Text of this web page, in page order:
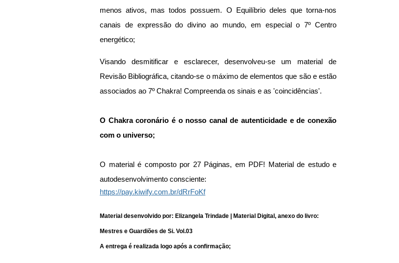
menos ativos, mas todos possuem. O Equilíbrio deles que torna-nos
canais de expressão do divino ao mundo, em especial o 7º Centro
energético;
Visando desmitificar e esclarecer, desenvolveu-se um material de
Revisão Bibliográfica, citando-se o máximo de elementos que são e estão
associados ao 7º Chakra! Compreenda os sinais e as 'coincidências'.
O Chakra coronário é o nosso canal de autenticidade e de conexão
com o universo;
O material é composto por 27 Páginas, em PDF! Material de estudo e
autodesenvolvimento consciente:
https://pay.kiwify.com.br/dRrFoKf
Material desenvolvido por: Elizangela Trindade | Material Digital, anexo do livro:
Mestres e Guardiões de Si. Vol.03
A entrega é realizada logo após a confirmação;